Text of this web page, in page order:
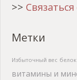
>>
Метки
Избыточный вес белок
витамины и